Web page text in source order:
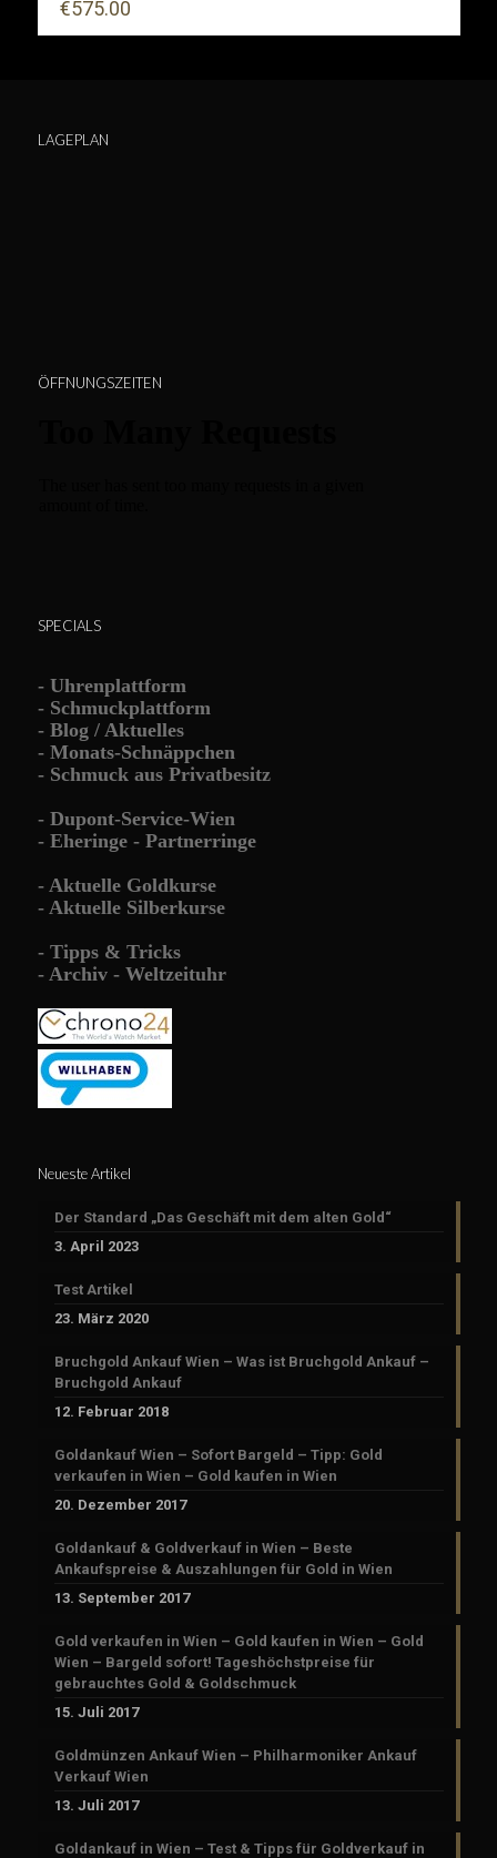
€575.00
LAGEPLAN
ÖFFNUNGSZEITEN
SPECIALS
- Uhrenplattform
- Schmuckplattform
- Blog / Aktuelles
- Monats-Schnäppchen
- Schmuck aus Privatbesitz
- Dupont-Service-Wien
- Eheringe - Partnerringe
- Aktuelle Goldkurse
- Aktuelle Silberkurse
- Tipps & Tricks
- Archiv - Weltzeituhr
Neueste Artikel
Der Standard „Das Geschäft mit dem alten Gold“
3. April 2023
Test Artikel
23. März 2020
Bruchgold Ankauf Wien – Was ist Bruchgold Ankauf –
Bruchgold Ankauf
12. Februar 2018
Goldankauf Wien – Sofort Bargeld – Tipp: Gold
verkaufen in Wien – Gold kaufen in Wien
20. Dezember 2017
Goldankauf & Goldverkauf in Wien – Beste
Ankaufspreise & Auszahlungen für Gold in Wien
13. September 2017
Gold verkaufen in Wien – Gold kaufen in Wien – Gold
Wien – Bargeld sofort! Tageshöchstpreise für
gebrauchtes Gold & Goldschmuck
15. Juli 2017
Goldmünzen Ankauf Wien – Philharmoniker Ankauf
Verkauf Wien
13. Juli 2017
Goldankauf in Wien – Test & Tipps für Goldverkauf in